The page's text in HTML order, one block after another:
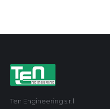
Ten Engineering s.r.l